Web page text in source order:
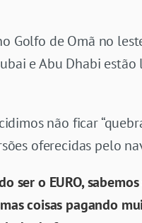
Golfo de Omã no
e Abu Dhabi
não ficar
oferecidas pelo
ser o EURO,
coisas pagando